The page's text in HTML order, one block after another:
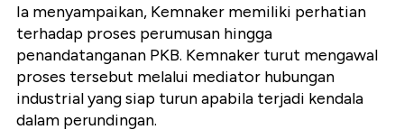
Ia menyampaikan, Kemnaker memiliki perhatian
terhadap proses perumusan hingga
penandatanganan PKB. Kemnaker turut mengawal
proses tersebut melalui mediator hubungan
industrial yang siap turun apabila terjadi kendala
dalam perundingan.